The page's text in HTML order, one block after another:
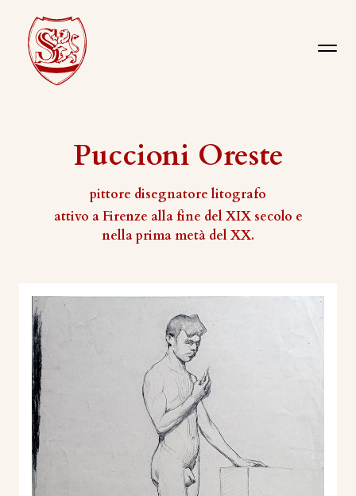
Puccioni Oreste
pittore disegnatore litografo
attivo a Firenze alla fine del XIX secolo e
nella prima metà del XX.